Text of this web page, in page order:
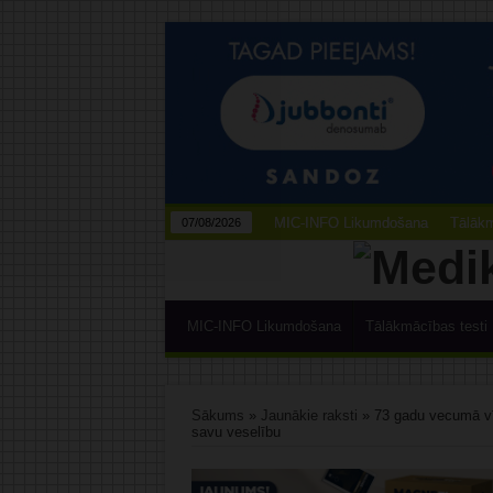
07/08/2026 MIC-INFO Likumdošana
MIC-INFO Likumdošana Tālākmācības testi
Sākums » Jaunākie raksti » 73 gadu vecumā
savu veselību